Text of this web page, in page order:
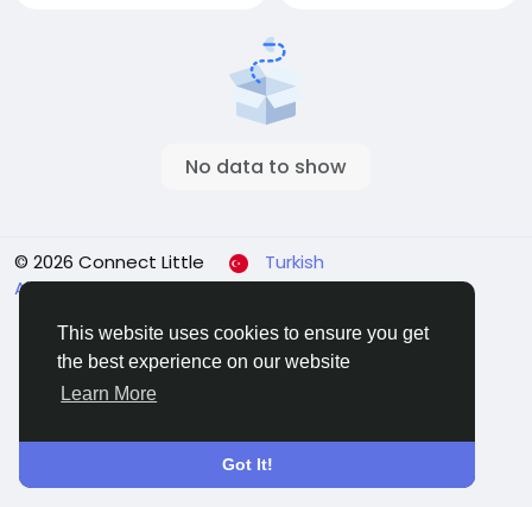
This website uses cookies to ensure you get
the best experience on our website
Learn More
Got It!
No data to show
© 2026 Connect Little
Turkish
About Koşullar Gizlilik Contact Us Rehber